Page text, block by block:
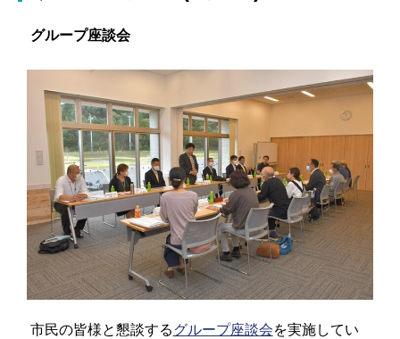
グループ座談会
市民の皆様と懇談するグループ座談会を実施してい